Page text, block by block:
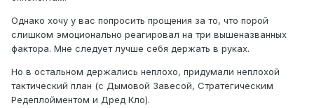
Однако хочу у вас попросить прощения за то, что порой
слишком эмоционально реагировал на три вышеназванных
фактора. Мне следует лучше себя держать в руках.
Но в остальном держались неплохо, придумали неплохой
тактический план (с Дымовой Завесой, Стратегическим
Редеплойментом и Дред Кло).